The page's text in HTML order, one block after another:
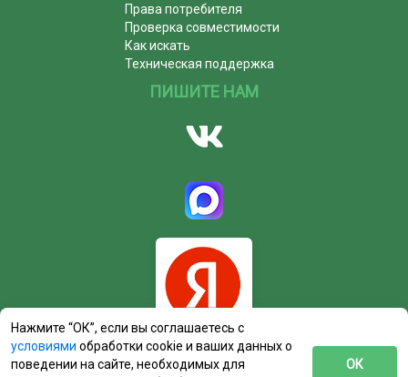
Права потребителя
Проверка совместимости
Как искать
Техническая поддержка
ПИШИТЕ НАМ
Нажмите “ОК”, если вы соглашаетесь с
условиями обработки cookie и ваших данных о
поведении на сайте, необходимых для
ОК